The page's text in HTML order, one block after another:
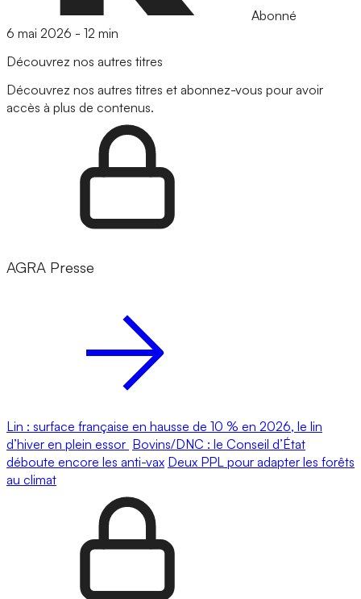
Abonné
6 mai 2026 - 12 min
Découvrez nos autres titres
Découvrez nos autres titres et abonnez-vous pour avoir
accès à plus de contenus.
AGRA Presse
Lin : surface française en hausse de 10 % en 2026, le lin
d’hiver en plein essor Bovins/DNC : le Conseil d’État
déboute encore les anti-vax Deux PPL pour adapter les forêts
au climat